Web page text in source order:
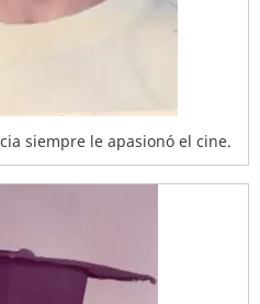
siempre le apasionó el cine.